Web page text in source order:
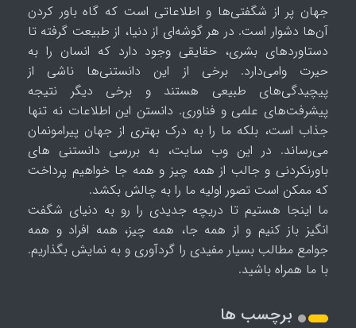
جهان پر از شگفتی‌ها و اطلاعاتی است که گاه باور کردن
آن‌ها دشوار است. در هر گوشه‌ای از دنیا، از طبیعت گرفته تا
دستاوردهای بشری، حقایقی وجود دارد که انسان را به
حیرت وامی‌دارد. برخی از این دانستنی‌ها ناشی از
پیچیدگی‌های طبیعی هستند و برخی دیگر نتیجه
پیشرفت‌های علمی و فناوری. دانستن این اطلاعات نه تنها
جذاب است، بلکه ما را به درک بهتری از جهان پیرامونمان
می‌رساند. در این وب سایت، به بررسی دانستنی های
باورنکردنی و جالب از همه چیز و همه جا خواهیم پرداخت
که ممکن است تصور اولیه ما را به چالش بکشد.
ما اینجا هستیم تا دریچه جدیدی را رو به دنیای شگفت
انگیز باز کنیم و از همه جا، همه چیز، همه افراد و همه
جوامع مطالب بسیار مفیدی را گردآوری و به نمایش بگذاریم.
با ما همراه باشید.
برچسب ها